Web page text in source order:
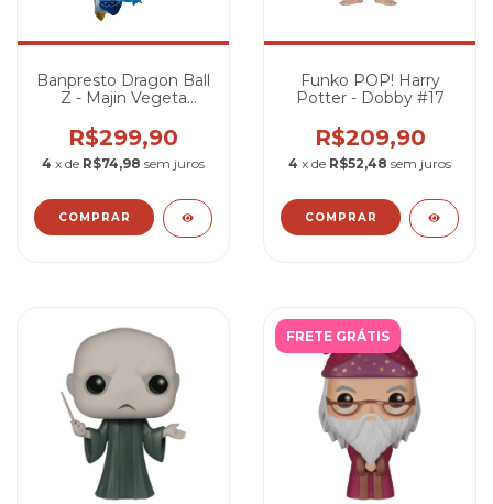
Banpresto Dragon Ball
Z - Majin Vegeta
R$299,90
4 x de R$74,98 sem juros
Funko POP! Harry
Potter - Dobby #17
R$209,90
4 x de R$52,48 sem juros
FRETE GRÁTIS